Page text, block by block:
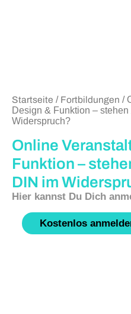
Startseite / Fortbildungen /
Design & Funktion –
Widerspruch?
Online
Funktion –
DIN im
Kostenlos